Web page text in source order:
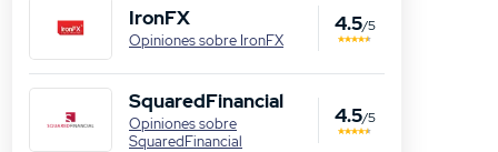
IronFX
Opiniones sobre IronFX
4.5/5
SquaredFinancial
Opiniones sobre
SquaredFinancial
4.5/5